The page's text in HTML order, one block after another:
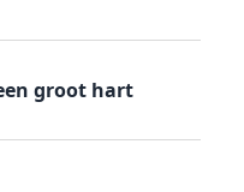
groot hart